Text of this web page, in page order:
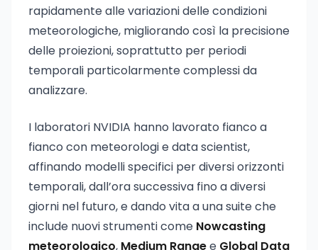
rapidamente alle variazioni delle condizioni
meteorologiche, migliorando così la precisione
delle proiezioni, soprattutto per periodi
temporali particolarmente complessi da
analizzare.
I laboratori NVIDIA hanno lavorato fianco a
fianco con meteorologi e data scientist,
affinando modelli specifici per diversi orizzonti
temporali, dall’ora successiva fino a diversi
giorni nel futuro, e dando vita a una suite che
include nuovi strumenti come Nowcasting
meteorologico, Medium Rangee Global Data